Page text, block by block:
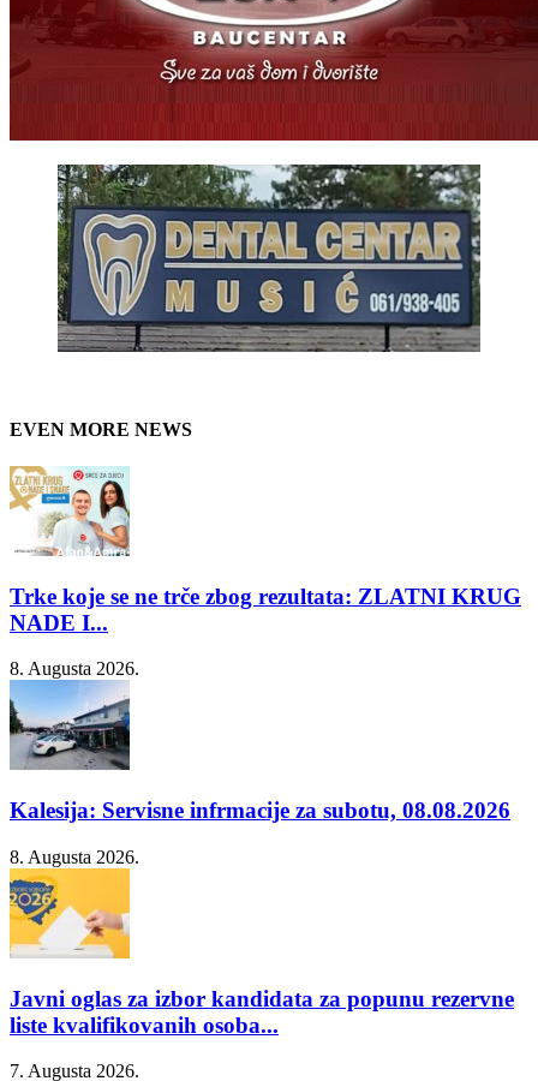
EVEN MORE NEWS
Trke koje se ne trče zbog rezultata: ZLATNI KRUG
NADE I...
8. Augusta 2026.
Kalesija: Servisne infrmacije za subotu, 08.08.2026
8. Augusta 2026.
Javni oglas za izbor kandidata za popunu rezervne
liste kvalifikovanih osoba...
7. Augusta 2026.